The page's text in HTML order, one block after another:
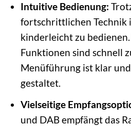
Intuitive Bedienung:
fortschrittlichen Technik
kinderleicht zu
Funktionen sind schnell
Menüführung ist klar
gestaltet.
Vielseitige
und DAB empfängt das